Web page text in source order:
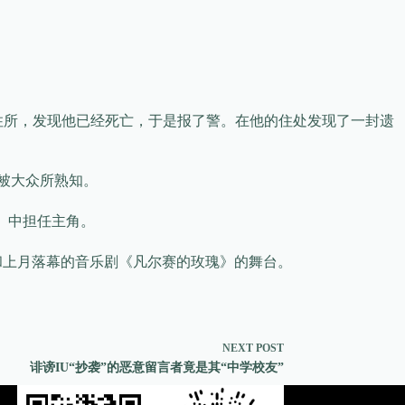
，发现他已经死亡，于是报了警。在他的住处发现了一封遗
大众所熟知。
担任主角。
月落幕的音乐剧《凡尔赛的玫瑰》的舞台。
NEXT POST
诽谤IU“抄袭”的恶意留言者竟是其“中学校友”